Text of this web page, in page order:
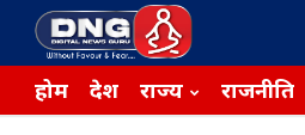
होम देश राज्य राजनीति